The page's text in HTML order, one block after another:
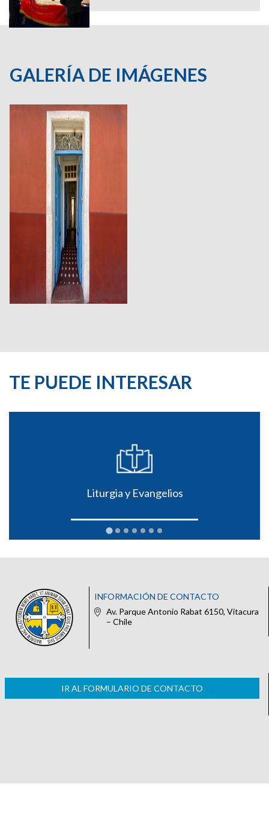
GALERÍA DE IMÁGENES
TE PUEDE INTERESAR
Liturgia y Evangelios
INFORMACIÓN DE CONTACTO
Av. Parque Antonio Rabat 6150, Vitacura
– Chile
IR AL FORMULARIO DE CONTACTO